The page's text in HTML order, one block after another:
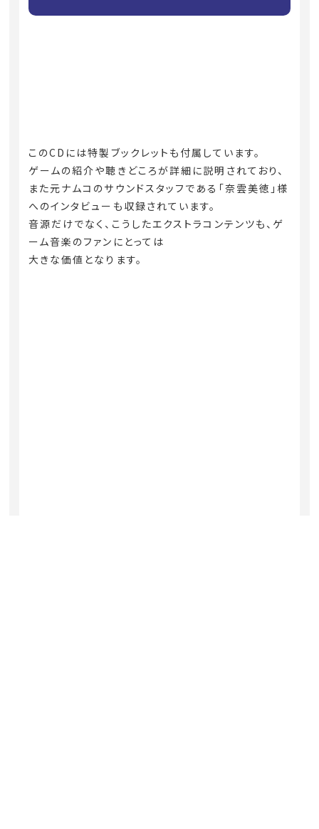
このCDには特製ブックレットも付属しています。
ゲームの紹介や聴きどころが詳細に説明されており、
また元ナムコのサウンドスタッフである「奈雲美徳」様
へのインタビューも収録されています。
音源だけでなく、こうしたエクストラコンテンツも、ゲ
ーム音楽のファンにとっては
大きな価値となります。